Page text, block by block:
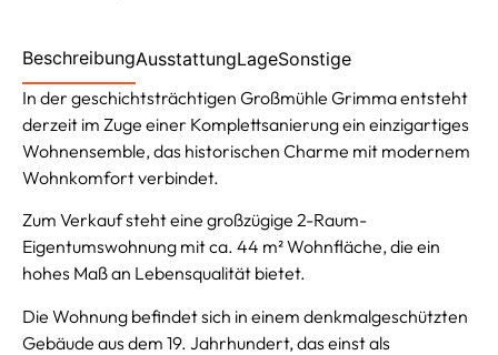
BeschreibungAusstattungLageSonstige
In der geschichtsträchtigen Großmühle Grimma entsteht
derzeit im Zuge einer Komplettsanierung ein einzigartiges
Wohnensemble, das historischen Charme mit modernem
Wohnkomfort verbindet.
Zum Verkauf steht eine großzügige 2-Raum-
Eigentumswohnung mit ca. 44 m² Wohnfläche, die ein
hohes Maß an Lebensqualität bietet.
Die Wohnung befindet sich in einem denkmalgeschützten
Gebäude aus dem 19. Jahrhundert, das einst als